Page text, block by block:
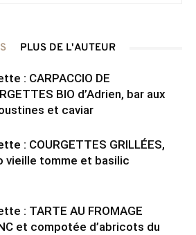
PLUS DE L'AUTEUR
: CARPACCIO DE
BIO d’Adrien, bar aux
et caviar
: COURGETTES GRILLÉES,
vieille tomme et basilic
: TARTE AU FROMAGE
et compotée d’abricots du